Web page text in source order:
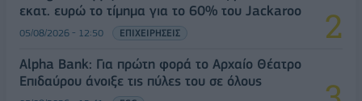
εκατ. ευρώ το τίμημα για το 60% του Jackaroo
05/08/2026 - 12:50 ΕΠΙΧΕΙΡΗΣΕΙΣ
Alpha Bank: Για πρώτη φορά το Αρχαίο Θέατρο
Επιδαύρου άνοιξε τις πύλες του σε όλους